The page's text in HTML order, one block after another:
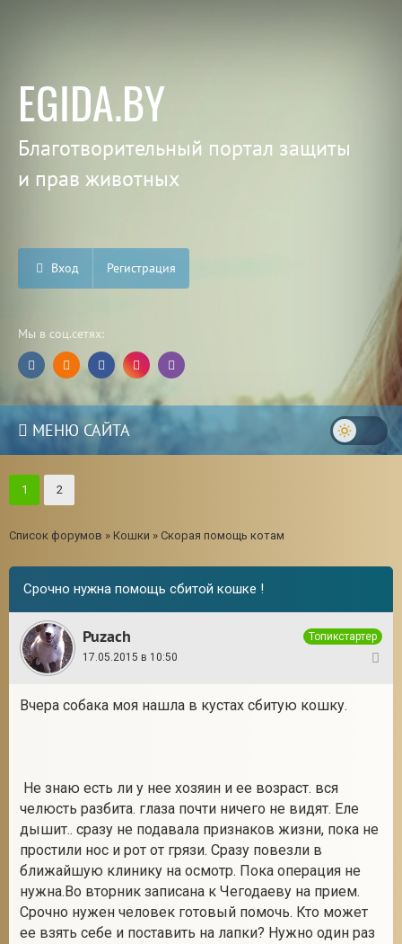
EGIDA.BY
Благотворительный портал защиты
и прав животных
Вход Регистрация
Мы в соц.сетях:
МЕНЮ САЙТА
1 2
Список форумов » Кошки » Скорая помощь котам
Срочно нужна помощь сбитой кошке !
Puzach
Топикстартер
17.05.2015 в 10:50
Вчера собака моя нашла в кустах сбитую кошку.
Не знаю есть ли у нее хозяин и ее возраст. вся
челюсть разбита. глаза почти ничего не видят. Еле
дышит.. сразу не подавала признаков жизни, пока не
простили нос и рот от грязи. Сразу повезли в
ближайшую клинику на осмотр. Пока операция не
нужна.Во вторник записана к Чегодаеву на прием.
Срочно нужен человек готовый помочь. Кто может
ее взять себе и поставить на лапки? Нужно один раз